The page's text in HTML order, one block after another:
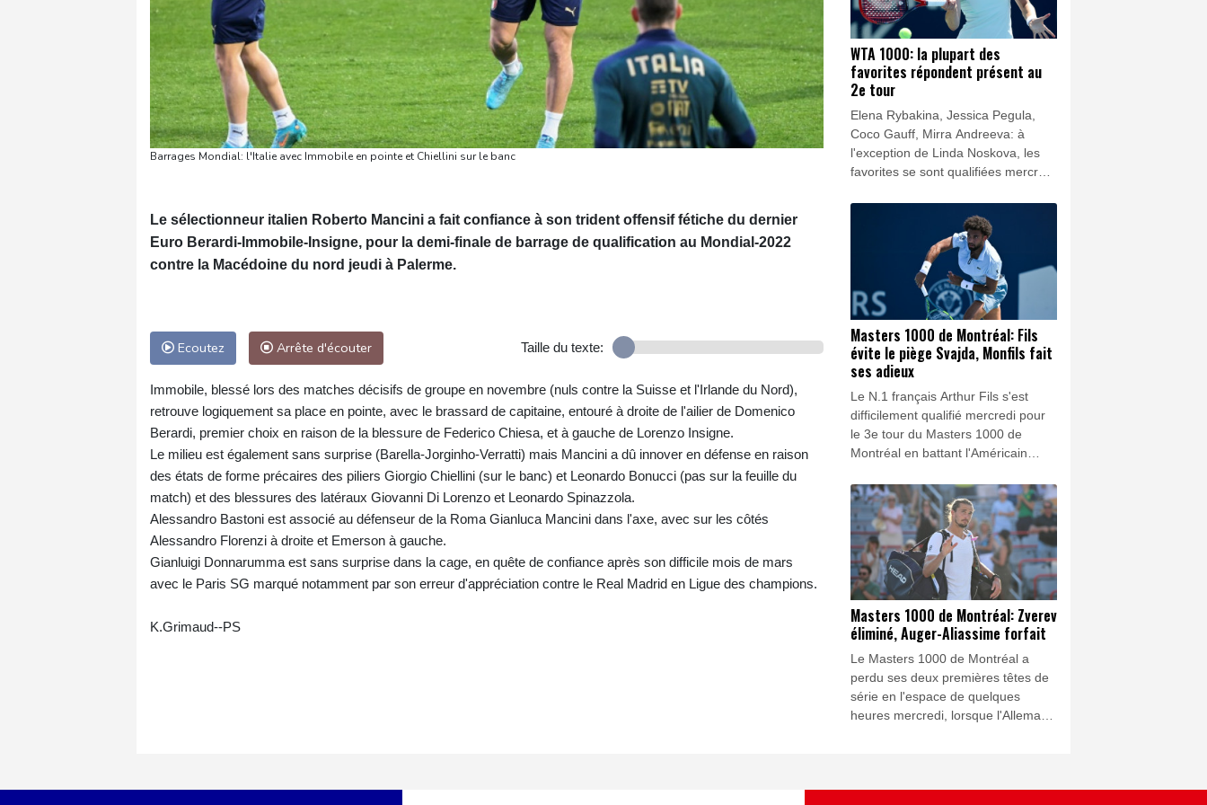
Barrages Mondial: l'Italie avec Immobile en pointe et Chiellini sur le banc
Le sélectionneur italien Roberto Mancini a fait confiance à son trident offensif fétiche du dernier
Euro Berardi-Immobile-Insigne, pour la demi-finale de barrage de qualification au Mondial-2022
contre la Macédoine du nord jeudi à Palerme.
Ecoutez Arrête d'écouter Taille du texte:
Immobile, blessé lors des matches décisifs de groupe en novembre (nuls contre la Suisse et l'Irlande du Nord),
retrouve logiquement sa place en pointe, avec le brassard de capitaine, entouré à droite de l'ailier de Domenico
Berardi, premier choix en raison de la blessure de Federico Chiesa, et à gauche de Lorenzo Insigne.
Le milieu est également sans surprise (Barella-Jorginho-Verratti) mais Mancini a dû innover en défense en raison
des états de forme précaires des piliers Giorgio Chiellini (sur le banc) et Leonardo Bonucci (pas sur la feuille du
match) et des blessures des latéraux Giovanni Di Lorenzo et Leonardo Spinazzola.
Alessandro Bastoni est associé au défenseur de la Roma Gianluca Mancini dans l'axe, avec sur les côtés
Alessandro Florenzi à droite et Emerson à gauche.
Gianluigi Donnarumma est sans surprise dans la cage, en quête de confiance après son difficile mois de mars
avec le Paris SG marqué notamment par son erreur d'appréciation contre le Real Madrid en Ligue des champions.
K.Grimaud--PS
WTA 1000: la plupart des
favorites répondent présent au
2e tour
Elena Rybakina, Jessica Pegula,
Coco Gauff, Mirra Andreeva: à
l'exception de Linda Noskova, les
favorites se sont qualifiées mercredi
seizièmes de finale du WTA 1000
Masters 1000 de Montréal: Fils
évite le piège Svajda, Monfils fait
ses adieux
Le N.1 français Arthur Fils s'est
difficilement qualifié mercredi pour
le 3e tour du Masters 1000 de
Montréal en battant l'Américain
que Gaël Monfils a fait ses adieux
au tournoi canadien après sa
défaite contre Learner Tien.
Masters 1000 de Montréal: Zverev
éliminé, Auger-Aliassime forfait
Le Masters 1000 de Montréal a
perdu ses deux premières têtes de
série en l'espace de quelques
heures mercredi, lorsque l'Allemand